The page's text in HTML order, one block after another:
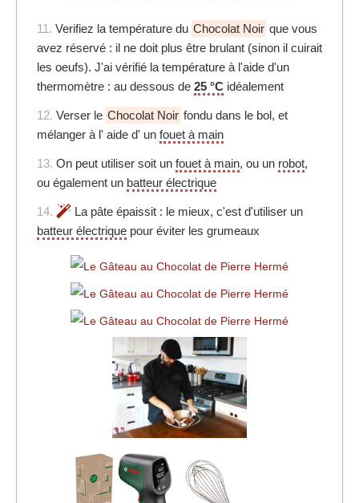
11. Verifiez la température du Chocolat Noir que vous
avez réservé : il ne doit plus être brulant (sinon il cuirait
les oeufs). J'ai vérifié la température à l'aide d'un
thermomètre : au dessous de 25 °C idéalement
12. Verser le Chocolat Noir fondu dans le bol, et
mélanger à l' aide d' un fouet à main
13. On peut utiliser soit un fouet à main, ou un robot,
ou également un batteur électrique
14.
La pâte épaissit : le mieux, c'est d'utiliser un
batteur électrique pour éviter les grumeaux